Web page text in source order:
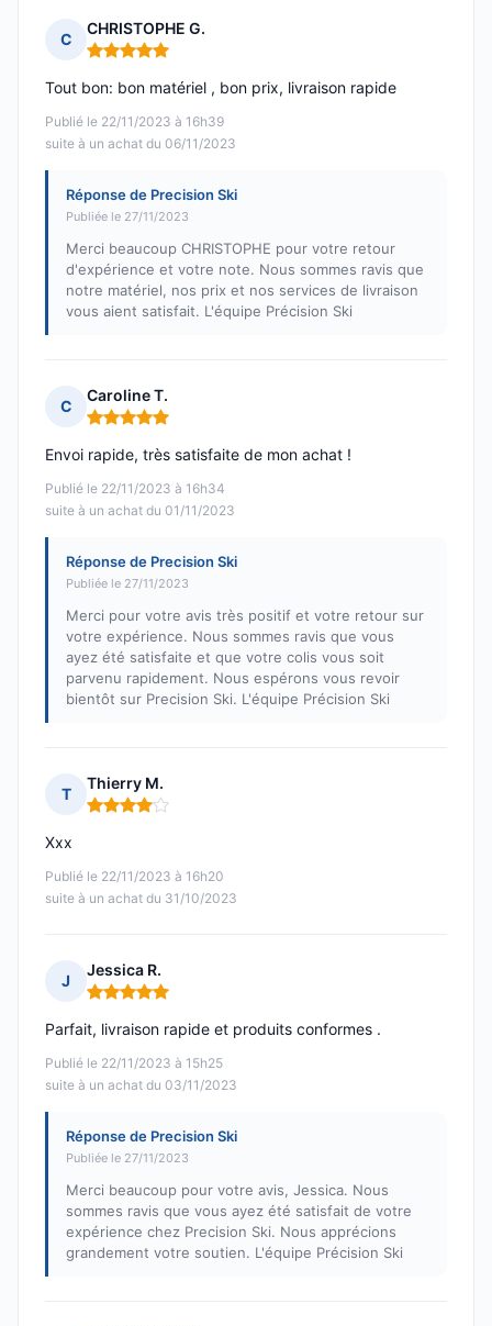
C
CHRISTOPHE G.
Note : 5 sur 5
Publié le 22/11/2023 à 16h39
suite à un achat du 06/11/2023
Tout bon: bon matériel , bon prix, livraison rapide
Réponse de Precision Ski
Publiée le 27/11/2023
Merci beaucoup CHRISTOPHE pour votre retour
d'expérience et votre note. Nous sommes ravis que
notre matériel, nos prix et nos services de livraison
vous aient satisfait. L'équipe Précision Ski
C
Caroline T.
Note : 5 sur 5
Publié le 22/11/2023 à 16h34
suite à un achat du 01/11/2023
Envoi rapide, très satisfaite de mon achat !
Réponse de Precision Ski
Publiée le 27/11/2023
Merci pour votre avis très positif et votre retour sur
votre expérience. Nous sommes ravis que vous
ayez été satisfaite et que votre colis vous soit
parvenu rapidement. Nous espérons vous revoir
bientôt sur Precision Ski. L'équipe Précision Ski
T
Thierry M.
Note : 4 sur 5
Publié le 22/11/2023 à 16h20
suite à un achat du 31/10/2023
Xxx
J
Jessica R.
Note : 5 sur 5
Publié le 22/11/2023 à 15h25
suite à un achat du 03/11/2023
Parfait, livraison rapide et produits conformes .
Réponse de Precision Ski
Publiée le 27/11/2023
Merci beaucoup pour votre avis, Jessica. Nous
sommes ravis que vous ayez été satisfait de votre
expérience chez Precision Ski. Nous apprécions
grandement votre soutien. L'équipe Précision Ski